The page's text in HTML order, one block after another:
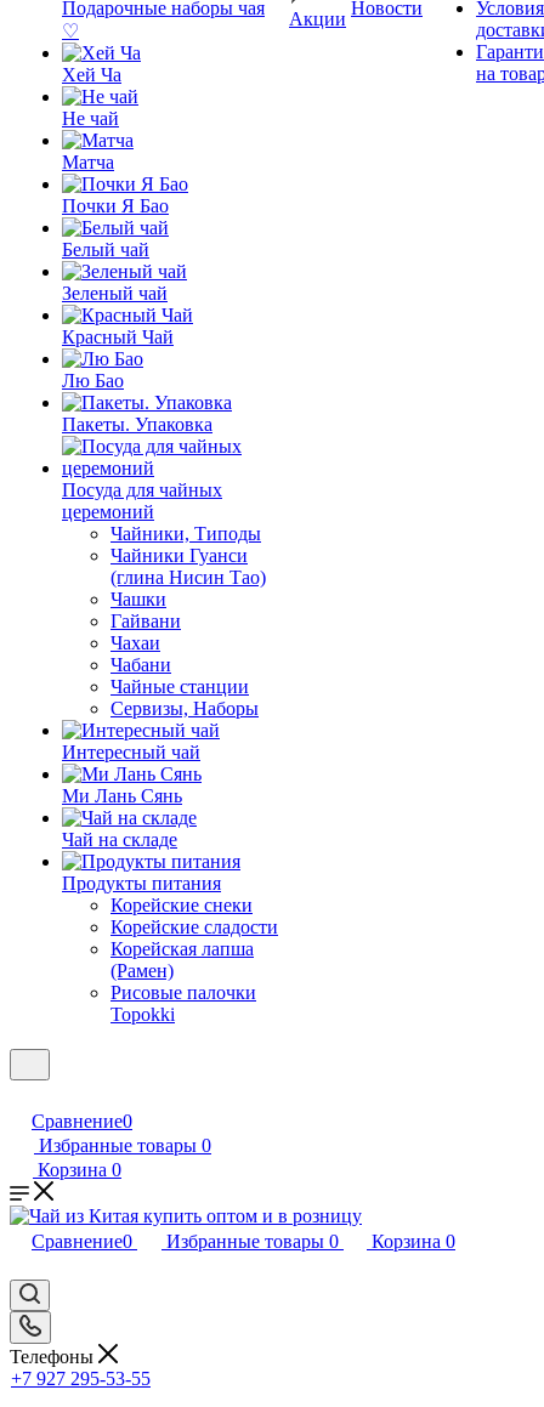
Подарочные наборы чая
♡
Хей Ча
Не чай
Матча
Почки Я Бао
Белый чай
Зеленый чай
Красный Чай
Лю Бао
Пакеты. Упаковка
Посуда для чайных
церемоний
Чайники, Типоды
Чайники Гуанси
(глина Нисин Тао)
Чашки
Гайвани
Чахаи
Чабани
Чайные станции
Сервизы, Наборы
Интересный чай
Ми Лань Сянь
Чай на складе
Продукты питания
Корейские снеки
Корейские сладости
Корейская лапша
(Рамен)
Рисовые палочки
Topokki
Акции
Новости
Условия
на
Сравнение0
Избранные товары 0
Корзина 0
Сравнение0 Избранные товары 0 Корзина 0
Телефоны
+7 927 295-53-55